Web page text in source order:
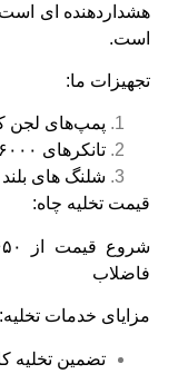
هشداردهنده‌ ای
است.
تجهیزات ما:
پمپ‌های لجن‌
تانکرهای ۶۰۰۰ و ۱۲۰۰۰ لیتری
شلنگ‌ های
قیمت تخلیه چاه:
فاضلاب
مزایای خدمات تخلیه:
تضمین تخلیه